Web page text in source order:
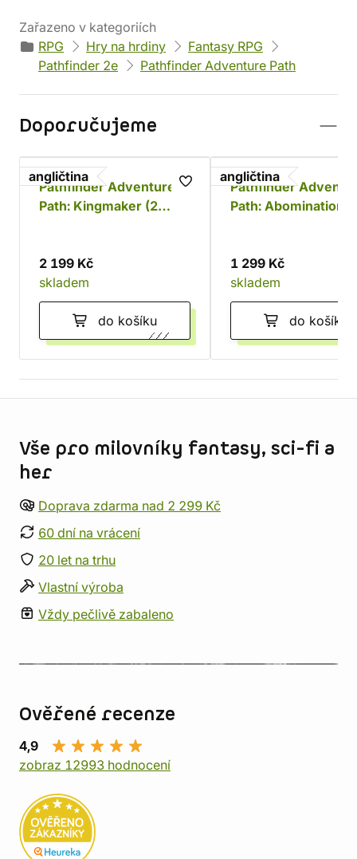
Zařazeno v kategoriích
RPG
Hry na hrdiny
Fantasy RPG
Pathfinder 2e
Pathfinder Adventure Path
Doporučujeme
angličtina
Pathfinder Adventure
Path: Kingmaker (2
2 199 Kč
skladem
do košíku
angličtina
Pathfinder
Path: Abomination
1 299 Kč
skladem
do košíku
Vše pro milovníky fantasy, sci-fi a
her
Doprava zdarma nad 2 299 Kč
60 dní na vrácení
20 let na trhu
Vlastní výroba
Vždy pečlivě zabaleno
Ověřené recenze
4,9
zobraz 12993 hodnocení